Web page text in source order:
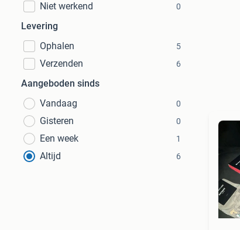
Niet werkend 0
Levering
Ophalen
5
Verzenden 6
Aangeboden sinds
Vandaag
0
Gisteren 0
Een week 1
Altijd 6